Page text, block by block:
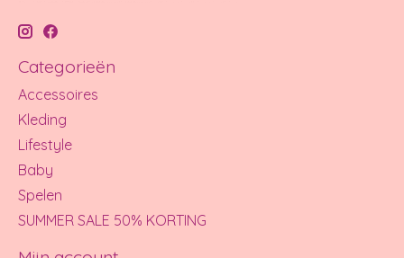
Categorieën
Accessoires
Kleding
Lifestyle
Baby
Spelen
SUMMER SALE 50% KORTING